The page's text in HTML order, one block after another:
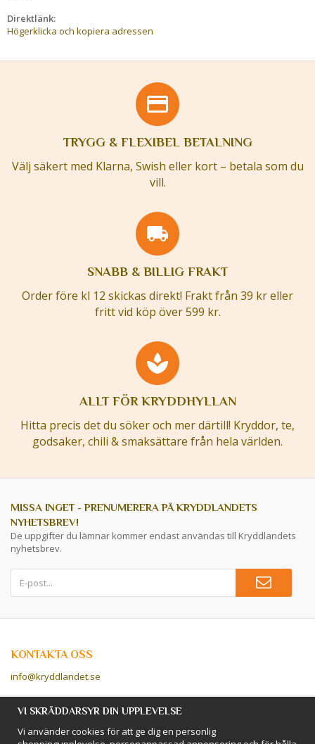
Direktlänk:
Högerklicka och kopiera adressen
TRYGG & FLEXIBEL BETALNING
Välj säkert med Klarna, Swish eller kort – betala som du
vill.
SNABB & BILLIG FRAKT
Order före kl 12 skickas direkt! Frakt från 39 kr eller
fritt vid köp över 599 kr.
ALLT FÖR KRYDDHYLLAN
Hitta precis det du söker och mer därtill! Kryddor, te,
godsaker, chili & smaksättare från hela världen.
MISSA INGET - PRENUMERERA PÅ KRYDDLANDETS
NYHETSBREV!
De uppgifter du lämnar kommer endast användas till Kryddlandets
nyhetsbrev.
KONTAKTA OSS
info@kryddlandet.se
Följ oss på Facebook!
Följ oss på Instagram!
VI SKRÄDDARSYR DIN UPPLEVELSE
Vi använder cookies för att ge dig en personlig